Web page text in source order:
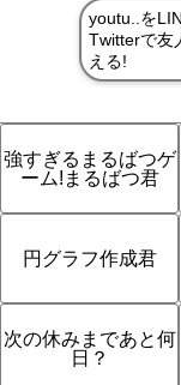
強すぎるまるばつゲ
ーム!まるばつ君
円グラフ作成君
次の休みまであと何
日？